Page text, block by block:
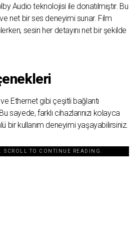
Audio teknolojisi ile donatılmıştır. Bu
net bir ses deneyimi sunar. Film
sesin her detayını net bir şekilde
Ethernet gibi çeşitli bağlantı
sayede, farklı cihazlarınızı kolayca
bir kullanım deneyimi yaşayabilirsiniz.
SCROLL TO CONTINUE READING.